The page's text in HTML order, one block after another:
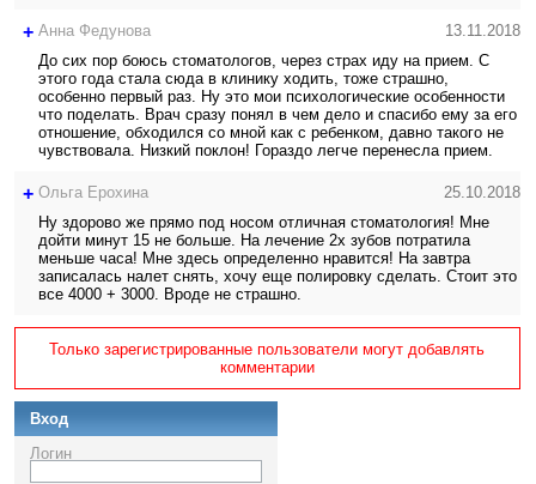
+ Анна Федунова
13.11.2018
До сих пор боюсь стоматологов, через страх иду на прием. С
этого года стала сюда в клинику ходить, тоже страшно,
особенно первый раз. Ну это мои психологические особенности
что поделать. Врач сразу понял в чем дело и спасибо ему за его
отношение, обходился со мной как с ребенком, давно такого не
чувствовала. Низкий поклон! Гораздо легче перенесла прием.
+ Ольга Ерохина
25.10.2018
Ну здорово же прямо под носом отличная стоматология! Мне
дойти минут 15 не больше. На лечение 2х зубов потратила
меньше часа! Мне здесь определенно нравится! На завтра
записалась налет снять, хочу еще полировку сделать. Стоит это
все 4000 + 3000. Вроде не страшно.
Только зарегистрированные пользователи могут добавлять
комментарии
Вход
Логин